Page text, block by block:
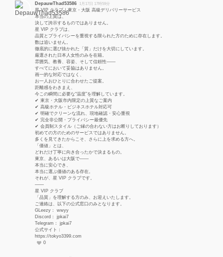
DepauwThad53586 1月17日 17時59分
星 VIP クラブ｜東京・大阪 高級デリバリーサービス
本当の上質は、
決して誇示するものではありません。
星 VIP クラブは、
品質とプライバシーを重視する限られた方のために存在します。
数は追いません。
徹底的に選び抜かれた「質」だけを大切にしています。
厳選された日本人女性のみを在籍。
雰囲気、教養、容姿、そして信頼性——
すべてにおいて妥協はありません。
画一的な対応ではなく、
お一人おひとりに合わせたご提案。
距離感をわきまえ、
今この瞬間に必要な“温度”を理解しています。
✔ 東京・大阪市内限定の上質なご案内
✔ 高級ホテル・ビジネスホテル対応可
✔ 明確でクリーンな流れ、現地確認・安心重視
✔ 完全非公開・プライバシー最優先
✔ 会員制スタイル（ご縁の合わない方はお断りしております）
初めての方のためのサービスではありません。
多くを見てきたからこそ、さらに上を求める方へ。
「価値」とは、
どれだけ丁寧に向き合ったかで決まるもの。
東京、あるいは大阪で——
本当に安心でき、
本当に選ぶ価値のある存在。
それが、星 VIP クラブです。
——
星 VIP クラブ
「品質」を理解する方のみ、お迎えいたします。
ご連絡は、以下の公式窓口のみとなります。
GLeezy： wwyy
Discord： jpkai7
Telegram： jpkai7
公式サイト：
https://tokyo3399.com
0